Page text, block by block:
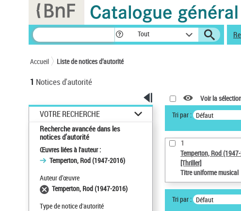
Tout
Accueil Liste de notices d’autorité
1 Notices d'autorité
VOTRE RECHERCHE
Recherche avancée dans les
notices d’autorité
Œuvres liées à l'auteur :
Temperton, Rod (1947-2016)
Auteur d’œuvre
Temperton, Rod (1947-2016)
Type de notice d'autorité
Voir la
Tri par : Défaut
1
Temperton, Rod
[Thriller]
Titre uniforme musical
Tri par : Défaut
Panneau de gestion des cookies